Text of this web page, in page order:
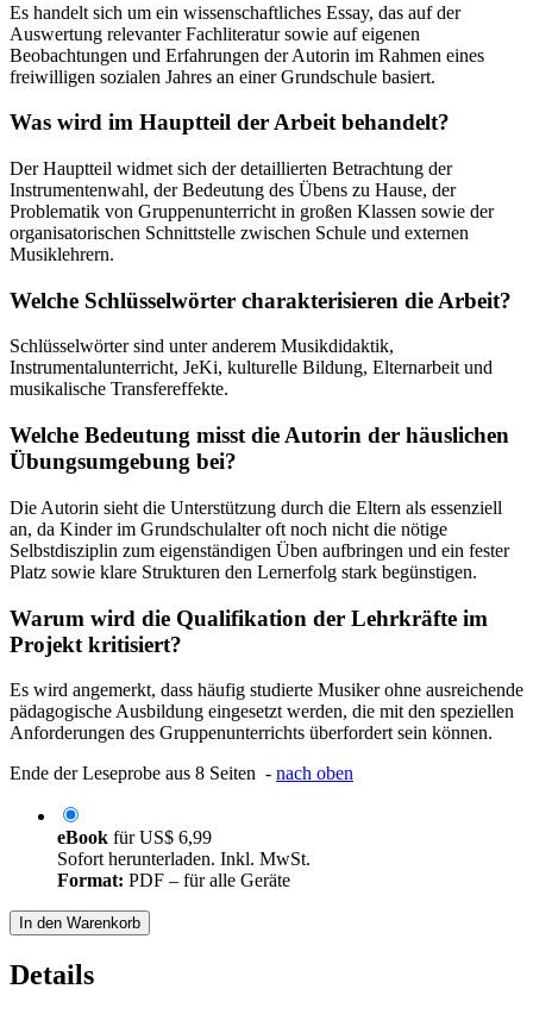
Es handelt sich um ein wissenschaftliches Essay, das auf der
Auswertung relevanter Fachliteratur sowie auf eigenen
Beobachtungen und Erfahrungen der Autorin im Rahmen eines
freiwilligen sozialen Jahres an einer Grundschule basiert.
Was wird im Hauptteil der Arbeit behandelt?
Der Hauptteil widmet sich der detaillierten Betrachtung der
Instrumentenwahl, der Bedeutung des Übens zu Hause, der
Problematik von Gruppenunterricht in großen Klassen sowie der
organisatorischen Schnittstelle zwischen Schule und externen
Musiklehrern.
Welche Schlüsselwörter charakterisieren die Arbeit?
Schlüsselwörter sind unter anderem Musikdidaktik,
Instrumentalunterricht, JeKi, kulturelle Bildung, Elternarbeit und
musikalische Transfereffekte.
Welche Bedeutung misst die Autorin der häuslichen
Übungsumgebung bei?
Die Autorin sieht die Unterstützung durch die Eltern als essenziell
an, da Kinder im Grundschulalter oft noch nicht die nötige
Selbstdisziplin zum eigenständigen Üben aufbringen und ein fester
Platz sowie klare Strukturen den Lernerfolg stark begünstigen.
Warum wird die Qualifikation der Lehrkräfte im
Projekt kritisiert?
Es wird angemerkt, dass häufig studierte Musiker ohne ausreichende
pädagogische Ausbildung eingesetzt werden, die mit den speziellen
Anforderungen des Gruppenunterrichts überfordert sein können.
Ende der Leseprobe aus 8 Seiten - nach oben
eBook fürUS$ 6,99
Sofort herunterladen. Inkl. MwSt.
Format: PDF – für alle Geräte
In den Warenkorb
Details